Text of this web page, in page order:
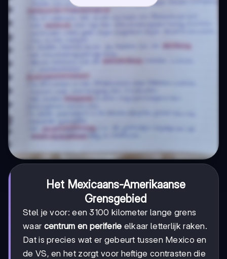
Het Mexicaans-Amerikaanse
Grensgebied
Stel je voor: een 3100 kilometer lange grens
waar centrum en periferie elkaar letterlijk raken.
Dat is precies wat er gebeurt tussen Mexico en
de VS, en het zorgt voor heftige contrasten die